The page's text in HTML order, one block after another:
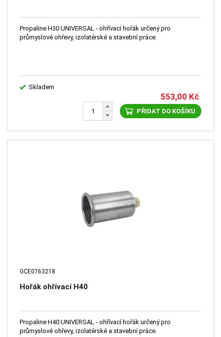
Propaline H30 UNIVERSAL - ohřívací hořák určený pro
průmyslové ohřevy, izolatérské a stavební práce.
Skladem
553,00 Kč
PŘIDAT DO KOŠÍKU
GCE0763218
Hořák ohřívací H40
Propaline H40 UNIVERSAL - ohřívací hořák určený pro
průmyslové ohřevy, izolatérské a stavební práce.